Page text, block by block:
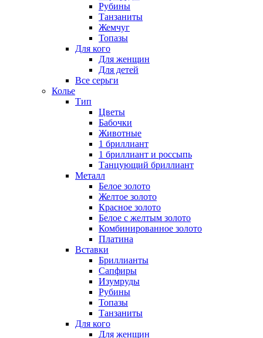
Рубины
Танзаниты
Жемчуг
Топазы
Для кого
Для женщин
Для детей
Все серьги
Колье
Тип
Цветы
Бабочки
Животные
1 бриллиант
1 бриллиант и россыпь
Танцующий бриллиант
Металл
Белое золото
Желтое золото
Красное золото
Белое с желтым золото
Комбинированное золото
Платина
Вставки
Бриллианты
Сапфиры
Изумруды
Рубины
Топазы
Танзаниты
Для кого
Для женщин